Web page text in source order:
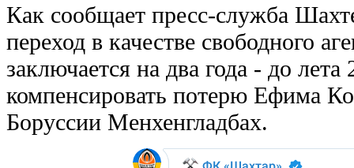
Как сообщает пресс-служба
переход в качестве свободного
заключается на два года - до
компенсировать потерю Ефима
Боруссии Менхенгладбах.